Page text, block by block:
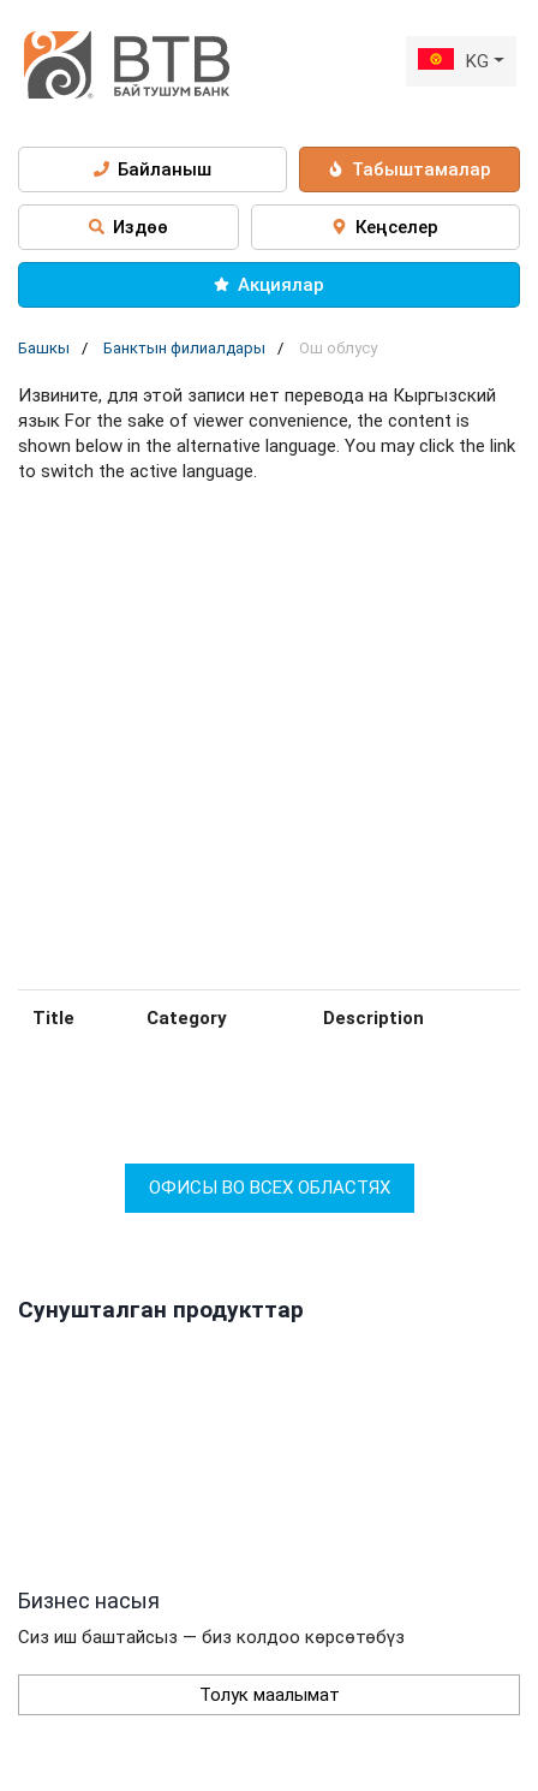
KG
Байланыш Табыштамалар
Издөө Кеңселер
Акциялар
Башкы Банктын филиалдары Ош облусу
Извините, для этой записи нет перевода на Кыргызский
язык For the sake of viewer convenience, the content is
shown below in the alternative language. You may click the link
to switch the active language.
Title Category Description
ОФИСЫ ВО ВСЕХ ОБЛАСТЯХ
Сунушталган продукттар
Бизнес насыя
Сиз иш баштайсыз — биз колдоо көрсөтөбүз
Толук маалымат